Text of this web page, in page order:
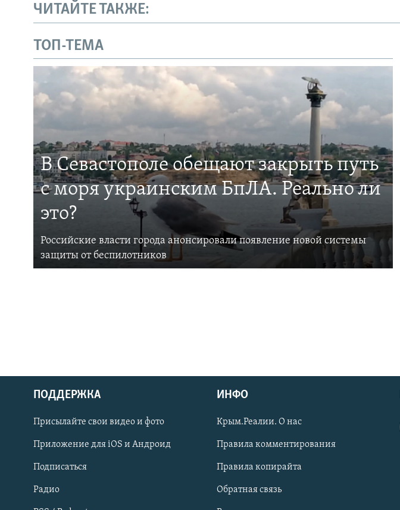
Українською
Qırımtatar
ПРИСОЕДИНЯЙТЕСЬ!
ЧИТАЙТЕ ТАКЖЕ:
ТОП-ТЕМА
В Севастополе обещают закрыть путь
с моря украинским БпЛА. Реально ли
это?
Российские власти города анонсировали появление новой системы
защиты от беспилотников
ПОДДЕРЖКА
Присылайте свои видео и фото
Приложение для iOS и Андроид
Подписаться
Радио
ИНФО
Крым.Реалии. О нас
Правила комментирования
Правила копирайта
Обратная связь